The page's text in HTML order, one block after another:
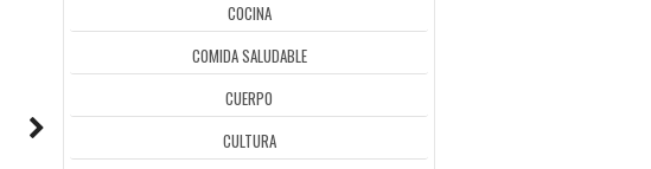
COCINA
COMIDA SALUDABLE
CUERPO
CULTURA